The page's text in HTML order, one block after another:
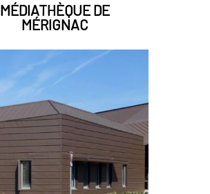
MÉDIATHÈQUE DE
MÉRIGNAC